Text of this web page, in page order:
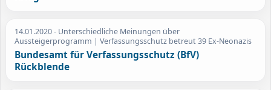
14.01.2020- Unterschiedliche Meinungen über
Aussteigerprogramm | Verfassungsschutz betreut 39 Ex-Neonazis
Bundesamt für Verfassungsschutz (BfV)
Rückblende